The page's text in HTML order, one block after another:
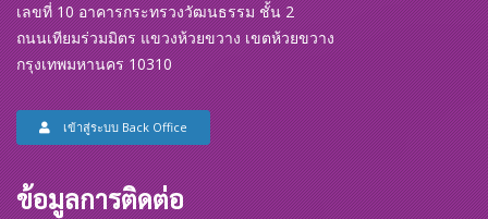
เลขที่ 10 อาคารกระทรวงวัฒนธรรม ชั้น 2
ถนนเทียมร่วมมิตร แขวงห้วยขวาง เขตห้วยขวาง
กรุงเทพมหานคร 10310
เข้าสู่ระบบ Back Office
ข้อมูลการติดต่อ